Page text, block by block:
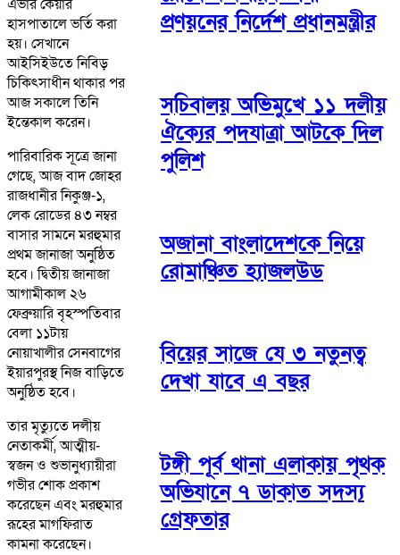
এভার কেয়ার
হাসপাতালে ভর্তি করা
হয়। সেখানে
আইসিইউতে নিবিড়
চিকিৎসাধীন থাকার পর
আজ সকালে তিনি
ইন্তেকাল করেন।
পারিবারিক সূত্রে জানা
গেছে, আজ বাদ জোহর
রাজধানীর নিকুঞ্জ-১,
লেক রোডের ৪৩ নম্বর
বাসার সামনে মরহুমার
প্রথম জানাজা অনুষ্ঠিত
হবে। দ্বিতীয় জানাজা
আগামীকাল ২৬
ফেব্রুয়ারি বৃহস্পতিবার
বেলা ১১টায়
নোয়াখালীর সেনবাগের
ইয়ারপুরস্থ নিজ বাড়িতে
অনুষ্ঠিত হবে।
তার মৃত্যুতে দলীয়
নেতাকর্মী, আত্মীয়-
স্বজন ও শুভানুধ্যায়ীরা
গভীর শোক প্রকাশ
করেছেন এবং মরহুমার
রূহের মাগফিরাত
কামনা করেছেন।
প্রণয়নের নির্দেশ প্রধানমন্ত্রীর
সচিবালয় অভিমুখে ১১ দলীয়
ঐক্যের পদযাত্রা আটকে দিল
পুলিশ
অজানা বাংলাদেশকে নিয়ে
রোমাঞ্চিত হ্যাজলউড
বিয়ের সাজে যে ৩ নতুনত্ব
দেখা যাবে এ বছর
টঙ্গী পূর্ব থানা এলাকায় পৃথক
অভিযানে ৭ ডাকাত সদস্য
গ্রেফতার